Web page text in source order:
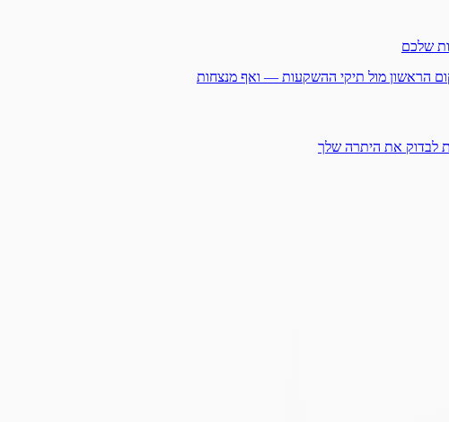
שלכם
הראשון מול תיקי ההשקעות — ואף מנצחות